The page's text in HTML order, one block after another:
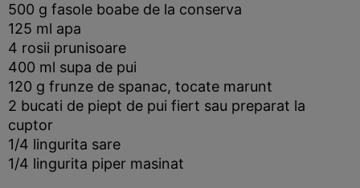
500 g fasole boabe de la conserva
125 ml apa
4 rosii prunisoare
400 ml supa de pui
120 g frunze de spanac, tocate marunt
2 bucati de piept de pui fiert sau preparat la
cuptor
1/4 lingurita sare
1/4 lingurita piper masinat